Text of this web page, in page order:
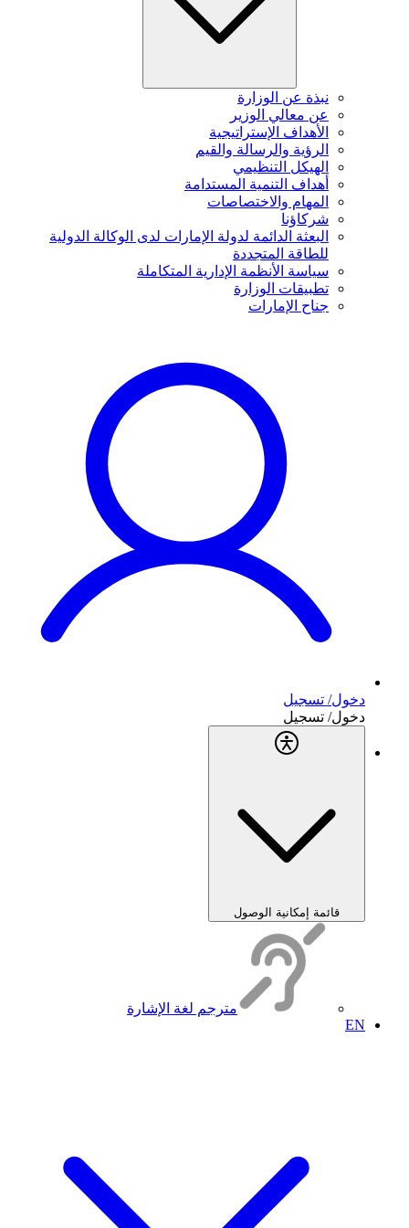
نبذة عن الوزارة
عن معالي الوزير
الأهداف الإستراتيجية
الرؤية والرسالة والقيم
الهيكل التنظيمي
أهداف التنمية المستدامة
المهام والاختصاصات
شركاؤنا
البعثة الدائمة لدولة الإمارات لدى الوكالة الدولية
للطاقة المتجددة
سياسة الأنظمة الإدارية المتكاملة
تطبيقات الوزارة
جناح الإمارات
دخول/ تسجيل
دخول/ تسجيل
قائمة إمكانية الوصول
مترجم لغة الإشارة
EN